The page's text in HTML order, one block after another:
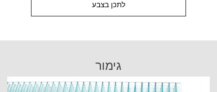
לתכן בצבע
גימור